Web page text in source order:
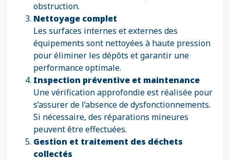
obstruction.
Nettoyage complet
Les surfaces internes et externes des
équipements sont nettoyées à haute pression
pour éliminer les dépôts et garantir une
performance optimale.
Inspection préventive et maintenance
Une vérification approfondie est réalisée pour
s’assurer de l’absence de dysfonctionnements.
Si nécessaire, des réparations mineures
peuvent être effectuées.
Gestion et traitement des déchets
collectés